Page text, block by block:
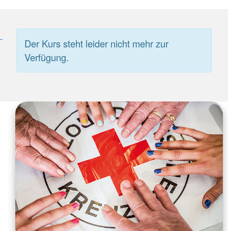
Der Kurs steht leider nicht mehr zur
Verfügung.